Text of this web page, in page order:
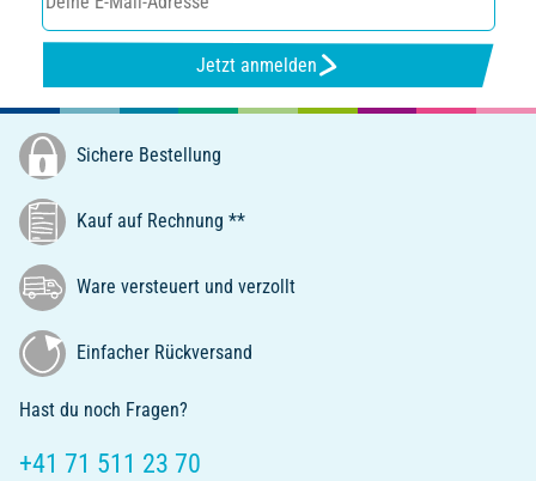
Jetzt anmelden
Sichere Bestellung
Kauf auf Rechnung **
Ware versteuert und verzollt
Einfacher Rückversand
Hast du noch Fragen?
+41 71 511 23 70